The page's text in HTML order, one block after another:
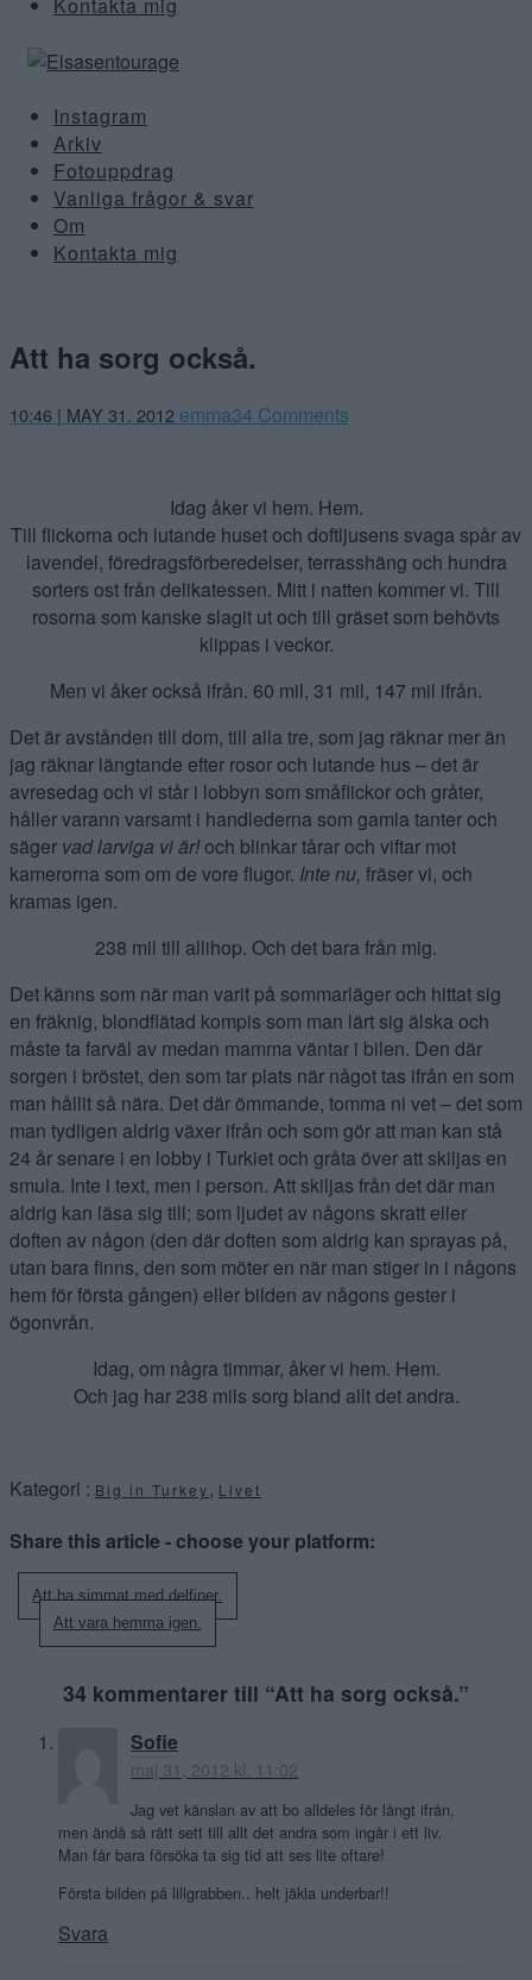
Kontakta mig
Instagram
Arkiv
Fotouppdrag
Vanliga frågor & svar
Om
Kontakta mig
Att ha sorg också.
10:46 | MAY 31. 2012 emma34 Comments
Idag åker vi hem. Hem.
Till flickorna och lutande huset och doftljusens svaga spår av
lavendel, föredragsförberedelser, terrasshäng och hundra
sorters ost från delikatessen. Mitt i natten kommer vi. Till
rosorna som kanske slagit ut och till gräset som behövts
klippas i veckor.
Men vi åker också ifrån. 60 mil, 31 mil, 147 mil ifrån.
Det är avstånden till dom, till alla tre, som jag räknar mer än
jag räknar längtande efter rosor och lutande hus – det är
avresedag och vi står i lobbyn som småflickor och gråter,
håller varann varsamt i handlederna som gamla tanter och
säger vad larviga vi är!och blinkar tårar och viftar mot
kamerorna som om de vore flugor. Inte nu, fräser vi, och
kramas igen.
238 mil till allihop. Och det bara från mig.
Det känns som när man varit på sommarläger och hittat sig
en fräknig, blondflätad kompis som man lärt sig älska och
måste ta farväl av medan mamma väntar i bilen. Den där
sorgen i bröstet, den som tar plats när något tas ifrån en som
man hållit så nära. Det där ömmande, tomma ni vet – det som
man tydligen aldrig växer ifrån och som gör att man kan stå
24 år senare i en lobby i Turkiet och gråta över att skiljas en
smula. Inte i text, men i person. Att skiljas från det där man
aldrig kan läsa sig till; som ljudet av någons skratt eller
doften av någon (den där doften som aldrig kan sprayas på,
utan bara finns, den som möter en när man stiger in i någons
hem för första gången) eller bilden av någons gester i
ögonvrån.
Idag, om några timmar, åker vi hem. Hem.
Och jag har 238 mils sorg bland allt det andra.
Kategori : Big in Turkey, Livet
Share this article - choose your platform:
Inläggsnavigering
Att ha simmat med delfiner.
Att vara hemma igen.
34 kommentarer till “Att ha sorg också.”
Sofie
maj 31, 2012 kl. 11:02
Jag vet känslan av att bo alldeles för långt ifrån,
men ändå så rätt sett till allt det andra som ingår i ett liv.
Man får bara försöka ta sig tid att ses lite oftare!
Första bilden på lillgrabben.. helt jäkla underbar!!
Svara